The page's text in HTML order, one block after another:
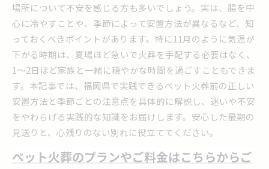
場所について不安を感じる方も多いでしょう。実は、腸を中
心に冷やすことや、季節によって安置方法が異なるなど、知
っておくべきポイントがあります。特に11月のように気温が
下がる時期は、夏場ほど急いで火葬を手配する必要はなく、
1〜2日ほど家族と一緒に穏やかな時間を過ごすこともできま
す。本記事では、福岡県で実践できるペット火葬前の正しい
安置方法と季節ごとの注意点を具体的に解説し、迷いや不安
をやわらげる実践的な知識をお届けします。安心した最期の
見送りと、心残りのない別れに役立ててください。
ペット火葬のプランやご料金はこちらからご